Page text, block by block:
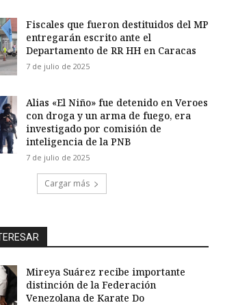
Fiscales que fueron destituidos del MP
entregarán escrito ante el
Departamento de RR HH en Caracas
7 de julio de 2025
Alias «El Niño» fue detenido en Veroes
con droga y un arma de fuego, era
investigado por comisión de
inteligencia de la PNB
7 de julio de 2025
Cargar más
Mireya Suárez recibe importante
distinción de la Federación
Venezolana de Karate Do